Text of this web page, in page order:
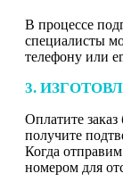
В процессе
специалисты
телефону или
3.
Оплатите
получите
Когда
номером для